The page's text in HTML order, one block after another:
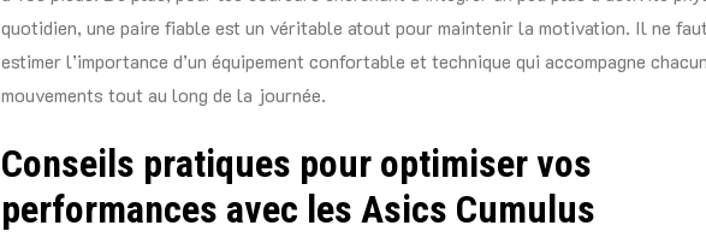
quotidien, une paire fiable est un véritable atout pour maintenir la motivation. Il ne
estimer l’importance d’un équipement confortable et technique qui accompagne
mouvements tout au long de la journée.
Conseils pratiques pour optimiser vos
performances avec les Asics Cumulus